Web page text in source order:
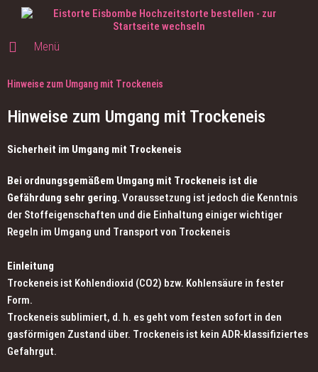
Menü
Hinweise zum Umgang mit Trockeneis
Hinweise zum Umgang mit Trockeneis
Sicherheit im Umgang mit Trockeneis
Bei ordnungsgemäßem Umgang mit Trockeneis ist die
Gefährdung sehr gering. Voraussetzung ist jedoch die Kenntnis
der Stoffeigenschaften und die Einhaltung einiger wichtiger
Regeln im Umgang und Transport von Trockeneis
Einleitung
Trockeneis ist Kohlendioxid (CO2) bzw. Kohlensäure in fester
Form.
Trockeneis sublimiert, d. h. es geht vom festen sofort in den
gasförmigen Zustand über. Trockeneis ist kein ADR-klassifiziertes
Gefahrgut.